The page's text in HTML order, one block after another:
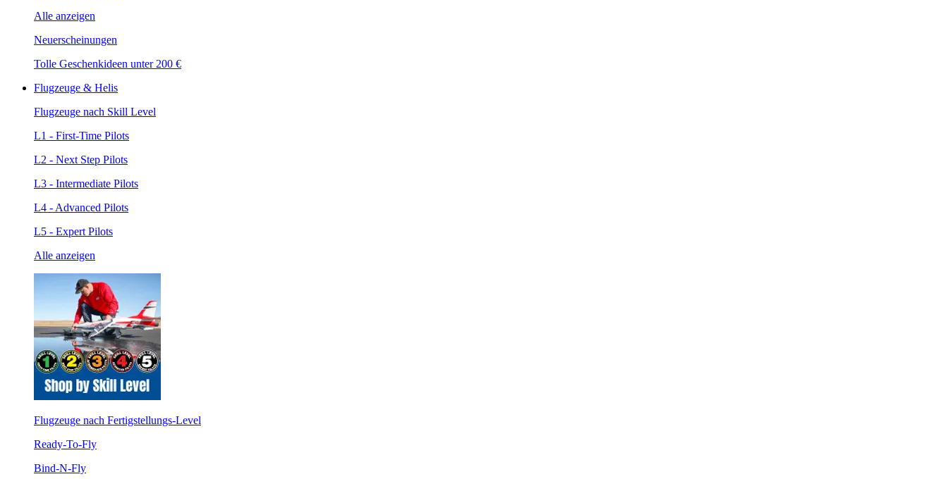
Alle anzeigen
Neuerscheinungen
Tolle Geschenkideen unter 200 €
Flugzeuge & Helis
Flugzeuge nach Skill Level
L1 - First-Time Pilots
L2 - Next Step Pilots
L3 - Intermediate Pilots
L4 - Advanced Pilots
L5 - Expert Pilots
Alle anzeigen
Flugzeuge nach Fertigstellungs-Level
Ready-To-Fly
Bind-N-Fly